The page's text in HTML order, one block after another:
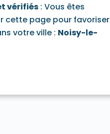
vérifiés : Vous êtes
cette page pour favoriser
votre ville : Noisy-le-